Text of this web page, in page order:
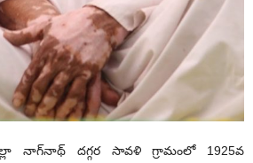
నాగ్‌నాథ్‌ దగ్గర సావళి గ్రామంలో 1925వ